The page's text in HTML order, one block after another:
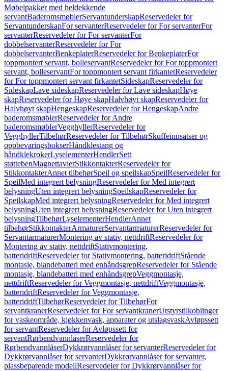
Møbelpakker med heldekkende
servantBaderomsmøblerServantunderskapReservedeler for
ServantunderskapFor servanterReservedeler for For servanterFor
servanterReservedeler for For servanterFor
dobbelservanterReservedeler for For
dobbelservanterBenkeplaterReservedeler for BenkeplaterFor
toppmontert servant, bolleservantReservedeler for For toppmontert
servant, bolleservantFor toppmontert servant firkantetReservedeler
for For toppmontert servant firkantetSideskapReservedeler for
SideskapLave sideskapReservedeler for Lave sideskapHøye
skapReservedeler for Høye skapHalvhøyt skapReservedeler for
Halvhøyt skapHengeskapReservedeler for HengeskapAndre
baderomsmøblerReservedeler for Andre
baderomsmøblerVegghyllerReservedeler for
VegghyllerTilbehørReservedeler for TilbehørSkuffeinnsatser og
oppbevaringsbokserHåndklestang og
håndklekrokerLyselementerHendlerSett
støttebenMagnettavlerStikkontakterReservedeler for
StikkontakterAnnet tilbehørSpeil og speilskapSpeilReservedeler for
SpeilMed integrert belysningReservedeler for Med integrert
belysningUten integrert belysningSpeilskapReservedeler for
SpeilskapMed integrert belysningReservedeler for Med integrert
belysningUten integrert belysningReservedeler for Uten integrert
belysningTilbehørLyselementerHendlerAnnet
tilbehørStikkontakterArmaturerServantarmaturerReservedeler for
ServantarmaturerMontering av stativ, nettdriftReservedeler for
Montering av stativ, nettdriftStativmontering,
batteridriftReservedeler for Stativmontering, batteridriftStående
montasje, blandebatteri med enhåndsgrepReservedeler for Stående
montasje, blandebatteri med enhåndsgrepVeggmontasje,
nettdriftReservedeler for Veggmontasje, nettdriftVeggmontasje,
batteridriftReservedeler for Veggmontasje,
batteridriftTilbehørReservedeler for TilbehørFor
servantkranerReservedeler for For servantkranerUtstyrstilkoblinger
for vaskeområde, kjøkkenvask, apparater og utslagsvaskAvløpssett
for servantReservedeler for Avløpssett for
servantRørbendvannlåserReservedeler for
RørbendvannlåserDykkrørvannlåser for servanterReservedeler for
Dykkrørvannlåser for servanterDykkrørvannlåser for servanter,
plassbeparende modellReservedeler for Dykkrørvannlåser for